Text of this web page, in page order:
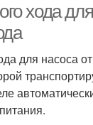
хода
для насоса